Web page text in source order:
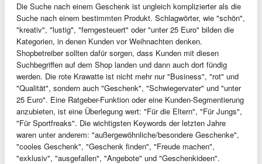
Die Suche nach einem Geschenk ist ungleich komplizierter als die
Suche nach einem bestimmten Produkt. Schlagwörter, wie "schön",
"kreativ", "lustig", "ferngesteuert" oder "unter 25 Euro" bilden die
Kategorien, in denen Kunden vor Weihnachten denken.
Shopbetreiber sollten dafür sorgen, dass Kunden mit diesen
Suchbegriffen auf dem Shop landen und dann auch dort fündig
werden. Die rote Krawatte ist nicht mehr nur "Business", "rot" und
"Qualität", sondern auch "Geschenk", "Schwiegervater" und "unter
25 Euro". Eine Ratgeber-Funktion oder eine Kunden-Segmentierung
anzubieten, ist eine Überlegung wert: "Für die Eltern", "Für Jungs",
"Für Sportfreaks". Die wichtigsten Keywords der letzten Jahre
waren unter anderem: "außergewöhnliche/besondere Geschenke",
"cooles Geschenk", "Geschenk finden", "Freude machen",
"exklusiv", "ausgefallen", "Angebote" und "Geschenkideen".